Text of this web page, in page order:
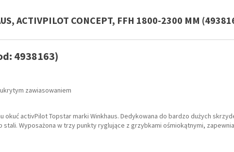
ACTIVPILOT CONCEPT, FFH 1800-2300 MM
4938163)
zawiasowaniem
activPilot Topstar marki Winkhaus. Dedykowana do bardzo dużych
Wyposażona w trzy punkty ryglujące z grzybkami ośmiokątnymi,